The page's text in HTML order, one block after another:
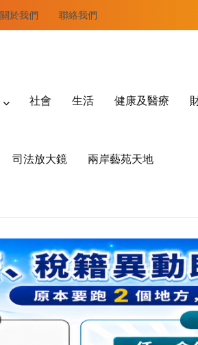
關於我們 聯絡我們
社會 生活 健康及醫療
司法放大鏡 兩岸藝苑天地